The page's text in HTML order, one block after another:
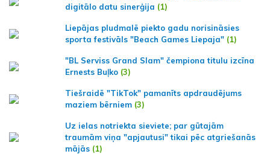
digitālo datu sinerģija (1)
Liepājas pludmalē piekto gadu norisināsies
sporta festivāls "Beach Games Liepaja" (1)
"BL Serviss Grand Slam" čempiona titulu izcīna
Ernests Buļko (3)
Tiešraidē "TikTok" pamanīts apdraudējums
maziem bērniem (3)
Uz ielas notriekta sieviete; par gūtajām
traumām viņa "apjautusi" tikai pēc atgriešanās
mājās (1)